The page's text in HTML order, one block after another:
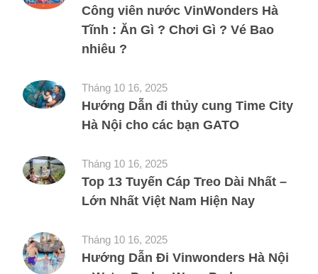
Công viên nước VinWonders Hà
Tĩnh : Ăn Gì ? Chơi Gì ? Vé Bao
nhiêu ?
Tháng 10 16, 2025
Hướng Dẫn đi thủy cung Time City
Hà Nội cho các bạn GATO
Tháng 10 16, 2025
Top 13 Tuyến Cáp Treo Dài Nhất –
Lớn Nhất Việt Nam Hiện Nay
Tháng 10 16, 2025
Hướng Dẫn Đi Vinwonders Hà Nội